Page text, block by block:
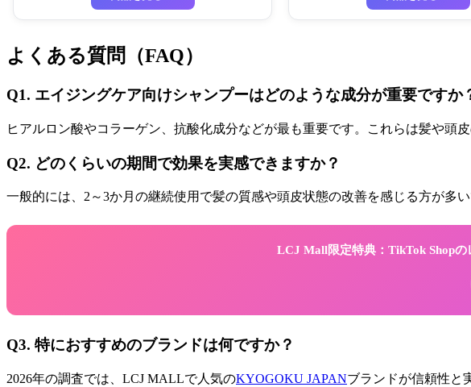
よくある質問（FAQ）
Q1. エイジングケア向けシャンプーはどのような成分が重要ですか
ヒアルロン酸やコラーゲン、抗酸化成分などが最も重要です。これらは髪や頭
Q2. どのくらいの期間で効果を実感できますか？
一般的には、2～3か月の継続使用で髪の質感や頭皮状態の改善を感じる方が多
LCJ Mall限定特典：TikTok Shopの
Q3. 特におすすめのブランドは何ですか？
2026年の調査では、LCJ MALLで人気のKYOGOKU JAPANブランドが信頼性と